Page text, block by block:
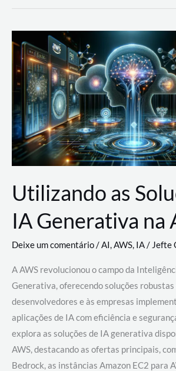
um
com
AWS
Utilizando as
IA Generativa na
Deixe um comentário/AI,AWS, IA/Jefte
A AWS revolucionou o campo da
Generativa, oferecendo soluções
desenvolvedores e às empresas
aplicações de IA com eficiência e
explora as soluções de IA generativa
AWS, destacando as ofertas principais,
Bedrock, as instâncias Amazon EC2 para